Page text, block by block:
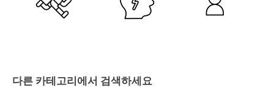
다른 카테고리에서 검색하세요